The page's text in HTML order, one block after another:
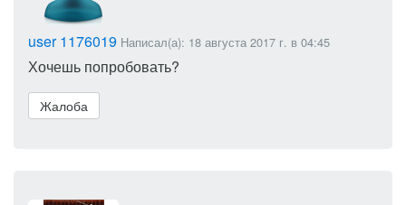
user 1176019 Написал(а): 18 августа 2017 г. в 04:45
Хочешь попробовать?
Жалоба